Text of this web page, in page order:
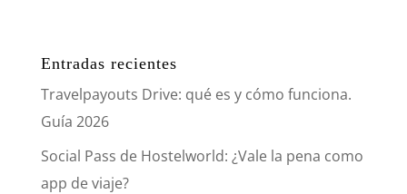
Entradas recientes
Travelpayouts Drive: qué es y cómo funciona.
Guía 2026
Social Pass de Hostelworld: ¿Vale la pena como
app de viaje?